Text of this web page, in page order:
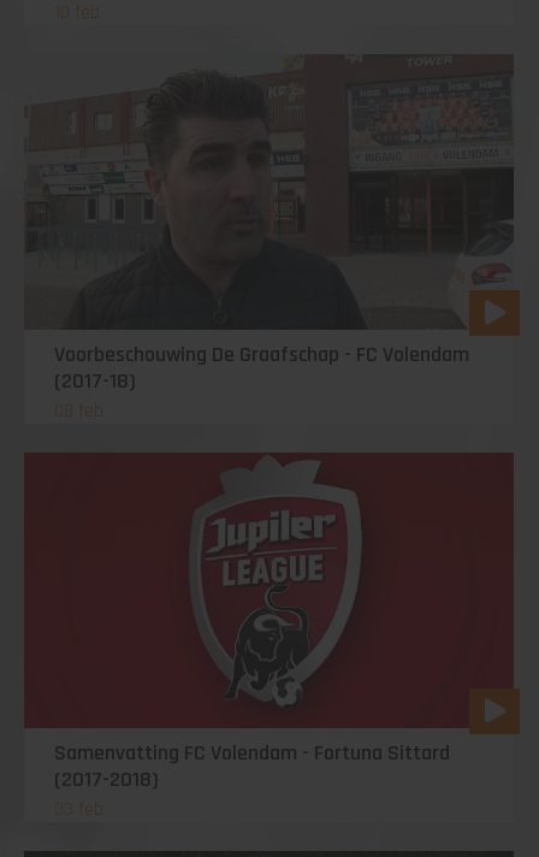
10 feb
Voorbeschouwing De Graafschap - FC Volendam
(2017-18)
08 feb
Samenvatting FC Volendam - Fortuna Sittard
(2017-2018)
03 feb